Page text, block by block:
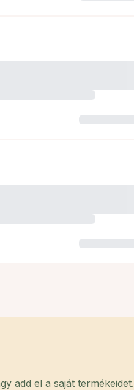
add el a saját termékeidet.